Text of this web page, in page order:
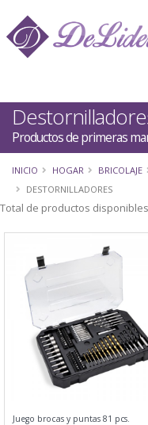
Productos de primeras
INICIO HOGAR BRICOLAJE
DESTORNILLADORES
Total de productos disponibles
Juego brocas y puntas 81 pcs.